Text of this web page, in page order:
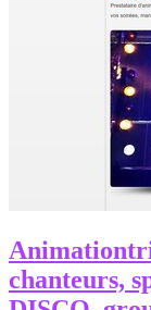
chanteurs,